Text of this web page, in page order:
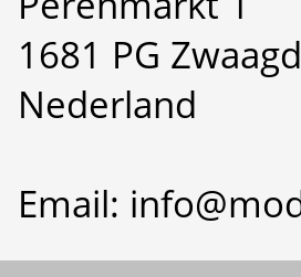
1681 PG
Nederland
Email: